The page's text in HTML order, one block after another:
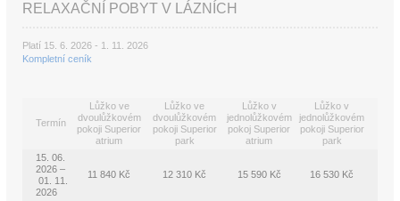
RELAXAČNÍ POBYT V LÁZNÍCH
Platí 15. 6. 2026 - 1. 11. 2026
Kompletní ceník
Termín
Lůžko ve
dvoulůžkovém
pokoji Superior
atrium
Lůžko ve
dvoulůžkovém
pokoji Superior
park
Lůžko v
jednolůžkovém
pokoj Superior
atrium
Lůžko v
jednolůžkovém
pokoji Superior
park
15. 06.
2026 –
01. 11.
2026
11 840 Kč 12 310 Kč 15 590 Kč 16 530 Kč